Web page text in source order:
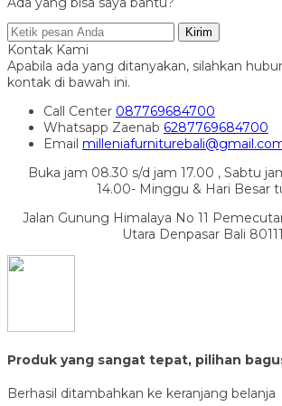
Kirim
Kontak Kami
Apabila ada yang ditanyakan, silahkan
kontak di bawah ini.
Call Center 087769684700
Whatsapp Zaenab 6287769684700
Email
Buka jam 08.30 s/d jam 17.00 , Sabtu
14.00- Minggu & Hari Besar
Jalan Gunung Himalaya No 11
Utara Denpasar Bali 80111
Produk yang sangat tepat, pilihan
Berhasil ditambahkan ke keranjang belanja